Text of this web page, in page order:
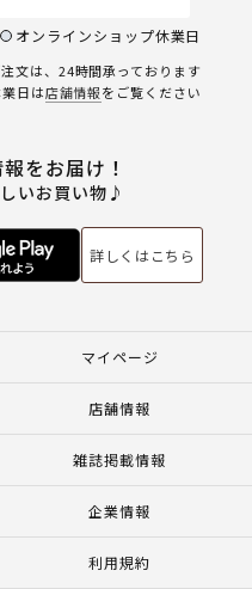
オンラインショップ休業日
文は、24時間承っております
日は店舗情報をご覧ください
をお届け！
いお買い物♪
詳しくはこちら
マイページ
店舗情報
雑誌掲載情報
企業情報
利用規約